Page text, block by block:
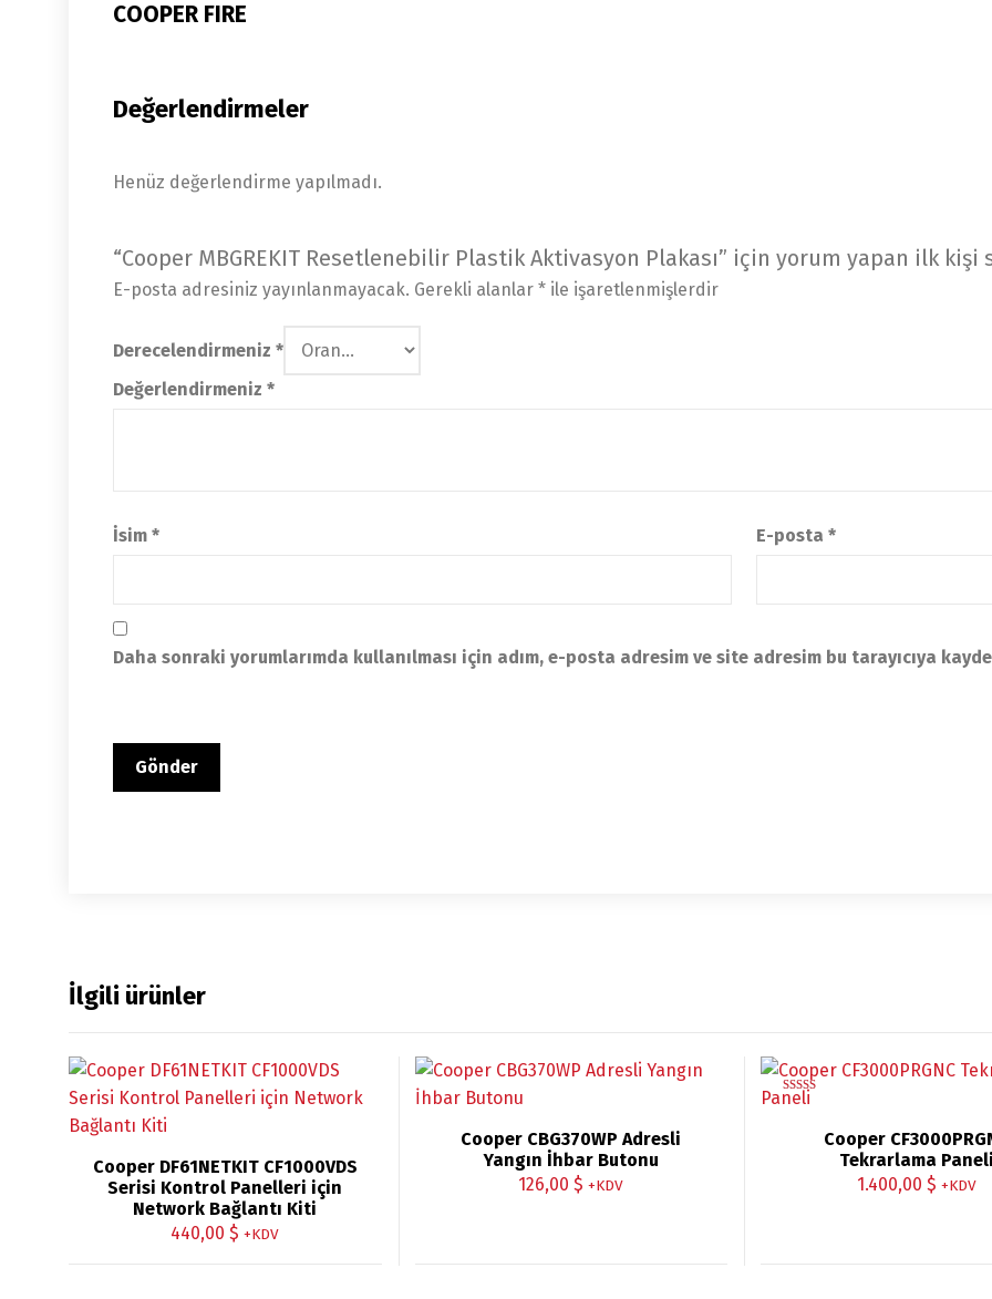
COOPER FIRE
Değerlendirmeler
Henüz değerlendirme yapılmadı.
“Cooper MBGREKIT Resetlenebilir Plastik Aktivasyon Plakası” için yorum yapan ilk kişi
E-posta adresiniz yayınlanmayacak. Gerekli alanlar * ile işaretlenmişlerdir
Derecelendirmeniz *
Değerlendirmeniz *
İsim * E-posta*
Daha sonraki yorumlarımda kullanılması için adım, e-posta adresim ve site adresim bu tarayıcıya
İlgili ürünler
Cooper DF61NETKIT CF1000VDS
Serisi Kontrol Panelleri için
Network Bağlantı Kiti
440,00$ +KDV
Cooper CBG370WP Adresli
Yangın İhbar Butonu
126,00$ +KDV
5 üzerinden
Cooper
Tekrarlama Paneli
1.400,00$ +KDV